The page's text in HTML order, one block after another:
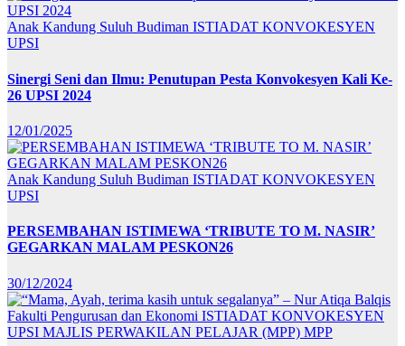
Anak Kandung Suluh Budiman ISTIADAT KONVOKESYEN
UPSI
Sinergi Seni dan Ilmu: Penutupan Pesta Konvokesyen Kali Ke-
26 UPSI 2024
12/01/2025
Anak Kandung Suluh Budiman ISTIADAT KONVOKESYEN
UPSI
PERSEMBAHAN ISTIMEWA ‘TRIBUTE TO M. NASIR’
GEGARKAN MALAM PESKON26
30/12/2024
Fakulti Pengurusan dan Ekonomi ISTIADAT KONVOKESYEN
UPSI MAJLIS PERWAKILAN PELAJAR (MPP) MPP